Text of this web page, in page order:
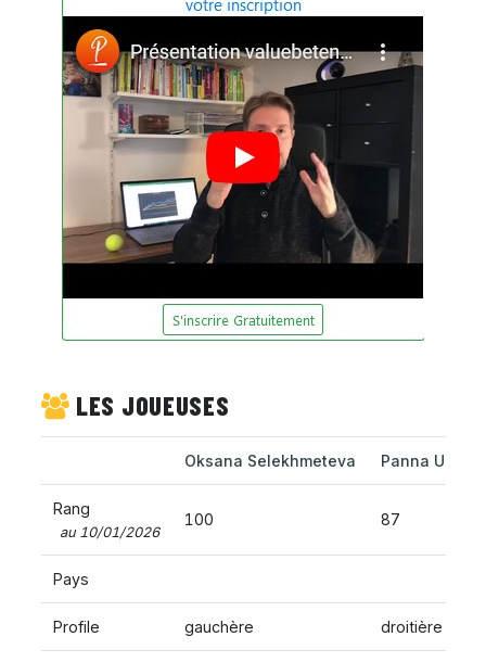
LES JOUEUSES
Oksana Selekhmeteva Panna
Rang
au 10/01/2026
100 87
Pays
Profile gauchère droitière